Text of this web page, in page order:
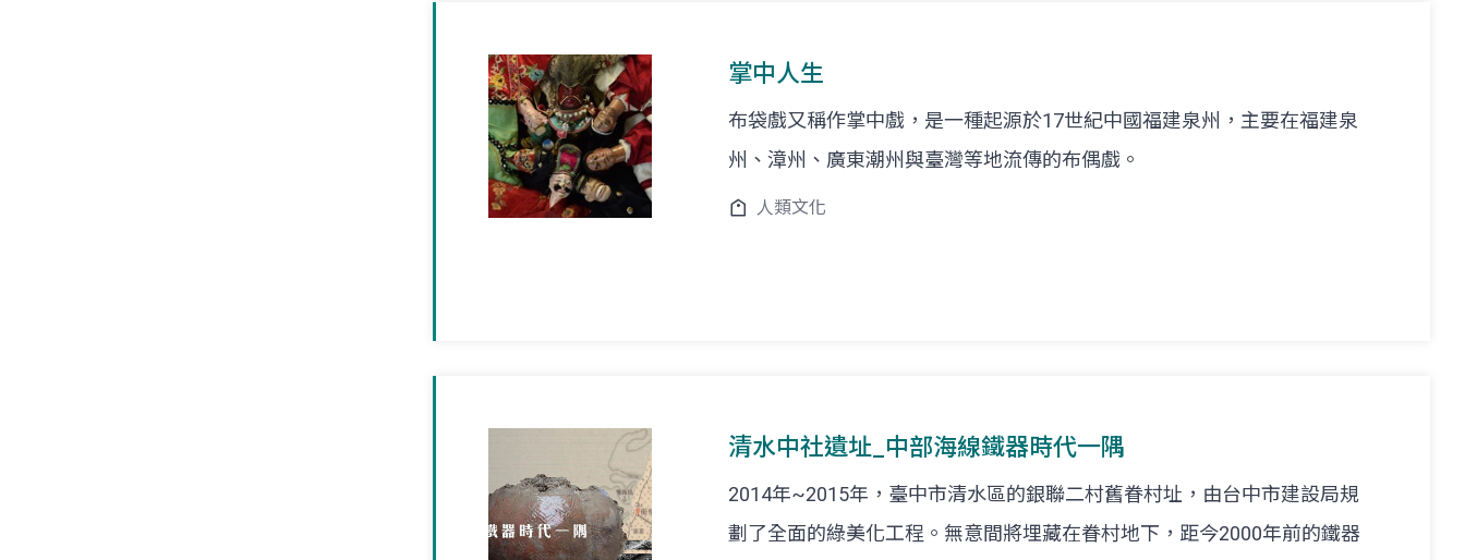
掌中人生
布袋戲又稱作掌中戲，是一種起源於17世紀中國福建泉州，主要在福建泉
州、漳州、廣東潮州與臺灣等地流傳的布偶戲。
人類文化
清水中社遺址_中部海線鐵器時代一隅
2014年~2015年，臺中市清水區的銀聯二村舊眷村址，由台中市建設局規
劃了全面的綠美化工程。無意間將埋藏在眷村地下，距今2000年前的鐵器